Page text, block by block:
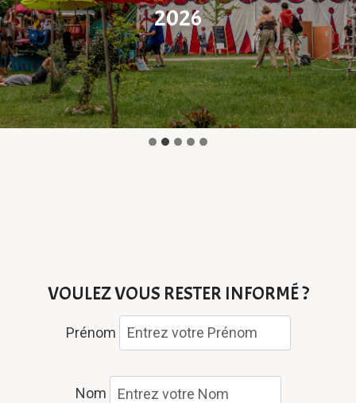
2026
VOULEZ VOUS RESTER INFORMÉ ?
Prénom
Nom